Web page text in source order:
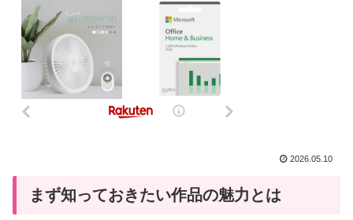
2026.05.10
まず知っておきたい作品の魅力とは